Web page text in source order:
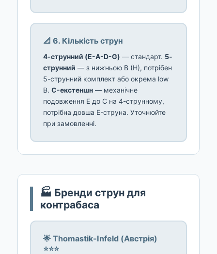
📐 6. Кількість струн
4-струнний (E-A-D-G) — стандарт. 5-
струнний — з нижньою B (H), потрібен
5-струнний комплект або окрема low
B. C-екстеншн — механічне
подовження E до C на 4-струнному,
потрібна довша E-струна. Уточнюйте
при замовленні.
🏭 Бренди струн для
контрабаса
🌟 Thomastik-Infeld (Австрія)
⭐⭐⭐